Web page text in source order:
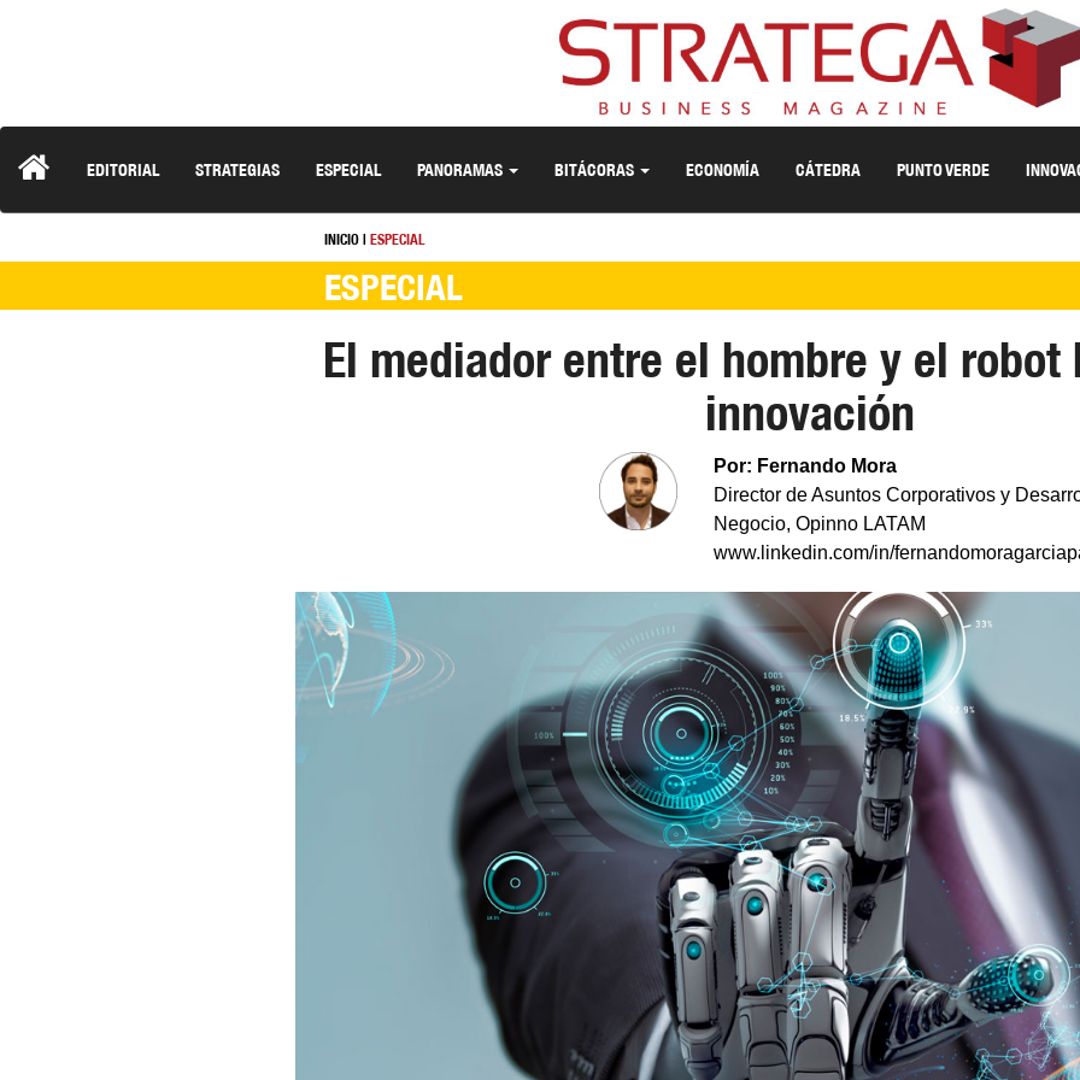
EDITORIAL STRATEGIAS ESPECIAL PANORAMAS BITÁCORAS ECONOMÍA CÁTEDRA PUNTO VERDE
INICIO| ESPECIAL
ESPECIAL
El mediador entre el hombre y el robot
innovación
Por: Fernando Mora
Director de Asuntos Corporativos y
Negocio, Opinno LATAM
www.linkedin.com/in/